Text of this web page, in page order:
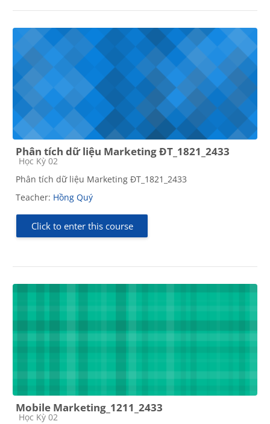
Phân tích dữ liệu Marketing ĐT_1821_2433
Course category
Học Kỳ 02
Phân tích dữ liệu Marketing ĐT_1821_2433
Teacher: Hồng Quý
Click to enter this course
Mobile Marketing_1211_2433
Course category
Học Kỳ 02